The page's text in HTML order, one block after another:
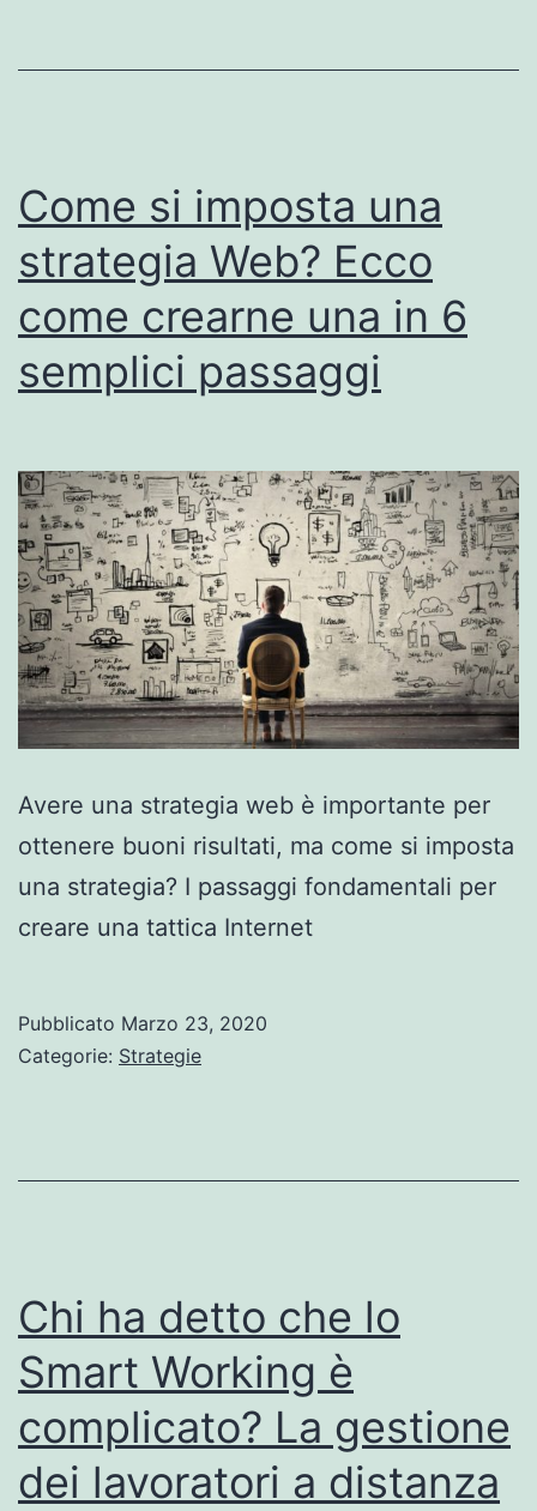
dell’algoritmo
di
Google
Come si imposta una
strategia Web? Ecco
come crearne una in 6
semplici passaggi
Avere una strategia web è importante per
ottenere buoni risultati, ma come si imposta
una strategia? I passaggi fondamentali per
creare una tattica Internet
Pubblicato Marzo 23, 2020
Categorie: Strategie
Chi ha detto che lo
Smart Working è
complicato? La gestione
dei lavoratori a distanza